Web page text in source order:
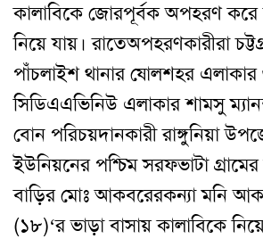
কালাবিকে জোরপূর্বক অপহরণ করে
নিয়ে যায়।রাতেঅপহরণকারীরা
পাঁচলাইশ থানার ষোলশহর
সিডিএএভিনিউ এলাকার শামসু
বোন পরিচয়দানকারী রাঙ্গুনিয়া
ইউনিয়নের পশ্চিম সরফভাটা
বাড়ির মোঃ আকবরেরকন্যা মনি
(১৮)‘র ভাড়া বাসায় কালাবিকে